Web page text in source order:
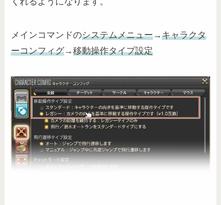
メインコマンドのシステムメニュー→キャラクタ
ーコンフィグ→移動操作タイプ設定